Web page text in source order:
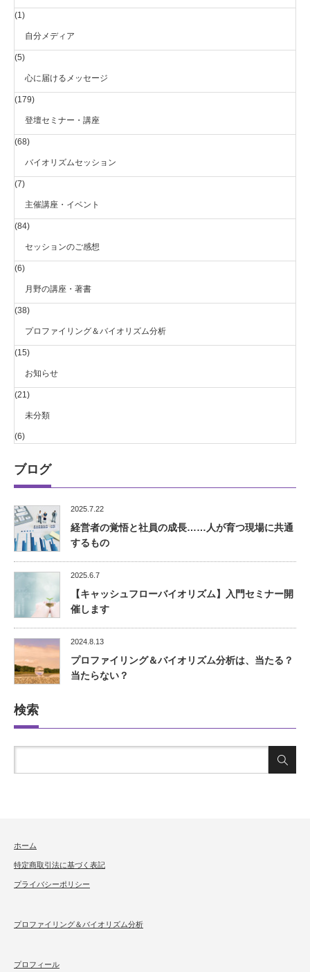
(1)
自分メディア
(5)
心に届けるメッセージ
(179)
登壇セミナー・講座
(68)
バイオリズムセッション
(7)
主催講座・イベント
(84)
セッションのご感想
(6)
月野の講座・著書
(38)
プロファイリング＆バイオリズム分析
(15)
お知らせ
(21)
未分類
(6)
ブログ
2025.7.22
経営者の覚悟と社員の成長……人が育つ現場に共通
するもの
2025.6.7
【キャッシュフローバイオリズム】入門セミナー開
催します
2024.8.13
プロファイリング＆バイオリズム分析は、当たる？
当たらない？
検索
ホーム
特定商取引法に基づく表記
プライバシーポリシー
プロファイリング＆バイオリズム分析
プロフィール